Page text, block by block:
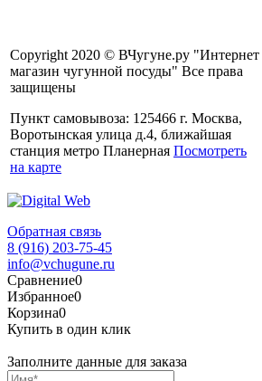
Copyright 2020 © ВЧугуне.ру "Интернет
магазин чугунной посуды" Все права
защищены
Пункт самовывоза: 125466 г. Москва,
Воротынская улица д.4, ближайшая
станция метро Планерная Посмотреть
на карте
Обратная связь
8 (916) 203-75-45
info@vchugune.ru
Сравнение0
Избранное0
Корзина0
Купить в один клик
Заполните данные для заказа